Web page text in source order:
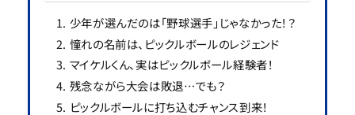
少年が選んだのは「野球選手」じゃなかった！？
憧れの名前は、ピックルボールのレジェンド
マイケルくん、実はピックルボール経験者！
残念ながら大会は敗退…でも？
ピックルボールに打ち込むチャンス到来！